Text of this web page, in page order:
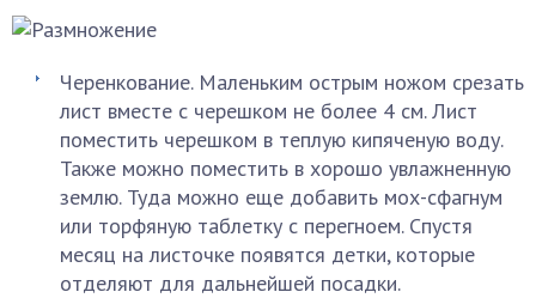
Черенкование. Маленьким острым ножом срезать
лист вместе с черешком не более 4 см. Лист
поместить черешком в теплую кипяченую воду.
Также можно поместить в хорошо увлажненную
землю. Туда можно еще добавить мох-сфагнум
или торфяную таблетку с перегноем. Спустя
месяц на листочке появятся детки, которые
отделяют для дальнейшей посадки.